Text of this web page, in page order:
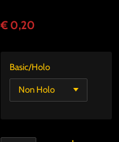
€ 0,20
Basic/Holo